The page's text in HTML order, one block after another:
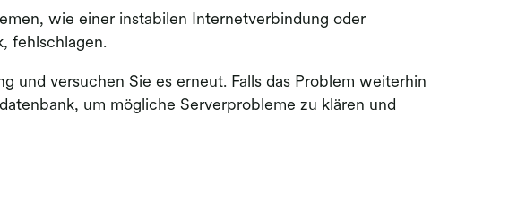
wie einer instabilen Internetverbindung oder
fehlschlagen.
und versuchen Sie es erneut. Falls das Problem weiterhin
um mögliche Serverprobleme zu klären und